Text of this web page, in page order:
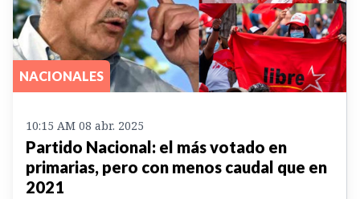
NACIONALES
10:15 AM 08 abr. 2025
Partido Nacional: el más votado en
primarias, pero con menos caudal que en
2021